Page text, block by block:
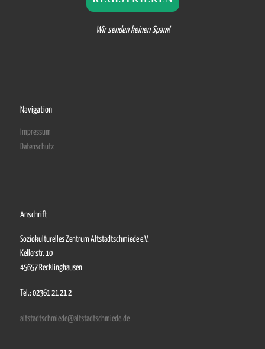
Wir senden keinen Spam!
Navigation
Impressum
Datenschutz
Anschrift
Soziokulturelles Zentrum Altstadtschmiede e.V.
Kellerstr. 10
45657 Recklinghausen
Tel.: 02361 21 21 2
altstadtschmiede@altstadtschmiede.de